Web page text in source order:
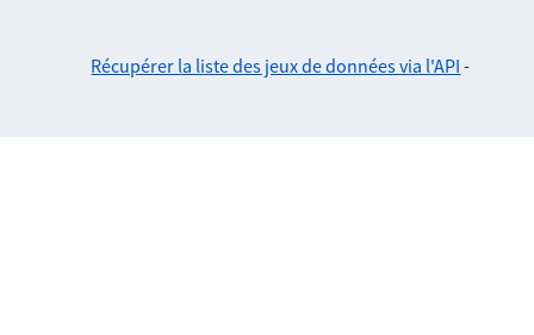
Récupérer la liste des jeux de données via l'API -